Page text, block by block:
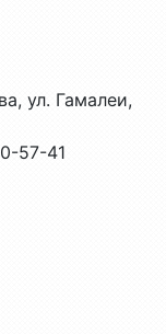
ул. Гамалеи,
57-41